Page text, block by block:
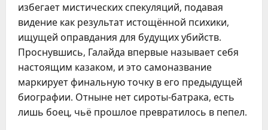
избегает мистических спекуляций, подавая
видение как результат истощённой психики,
ищущей оправдания для будущих убийств.
Проснувшись, Галайда впервые называет себя
настоящим казаком, и это самоназвание
маркирует финальную точку в его предыдущей
биографии. Отныне нет сироты-батрака, есть
лишь боец, чьё прошлое превратилось в пепел.